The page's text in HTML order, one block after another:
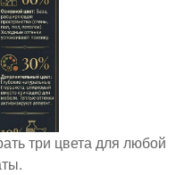
три цвета для любой